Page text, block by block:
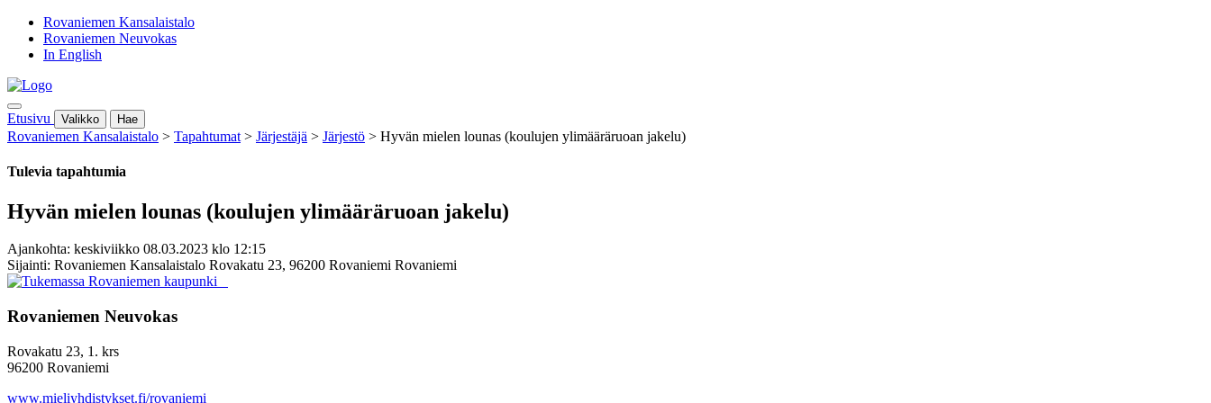
Rovaniemen Kansalaistalo
Rovaniemen Neuvokas
In English
Etusivu Valikko Hae
Rovaniemen Kansalaistalo > Tapahtumat > Järjestäjä > Järjestö > Hyvän mielen lounas (koulujen ylimääräruoan jakelu)
Tulevia tapahtumia
Hyvän mielen lounas (koulujen ylimääräruoan jakelu)
Ajankohta: keskiviikko 08.03.2023 klo 12:15
Sijainti: Rovaniemen Kansalaistalo Rovakatu 23, 96200 Rovaniemi Rovaniemi
Rovaniemen Neuvokas
Rovakatu 23, 1. krs
96200 Rovaniemi
www.mieliyhdistykset.fi/rovaniemi